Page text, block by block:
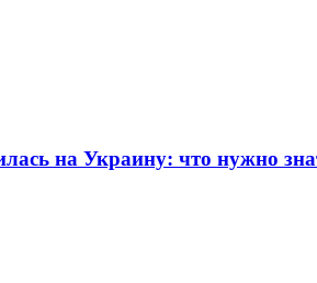
на Украину: что нужно